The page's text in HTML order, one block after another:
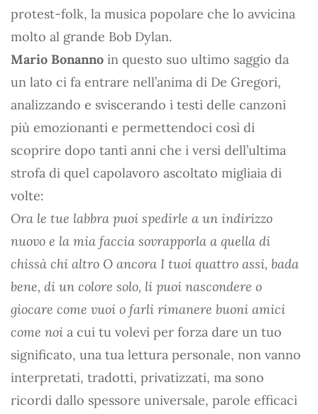
protest-folk, la musica popolare che lo avvicina
molto al grande Bob Dylan.
Mario Bonanno in questo suo ultimo saggio da
un lato ci fa entrare nell’anima di De Gregori,
analizzando e sviscerando i testi delle canzoni
più emozionanti e permettendoci così di
scoprire dopo tanti anni che i versi dell’ultima
strofa di quel capolavoro ascoltato migliaia di
volte:
Ora le tue labbra puoi spedirle a un indirizzo
nuovo e la mia faccia sovrapporla a quella di
chissà chi altro O ancora I tuoi quattro assi, bada
bene, di un colore solo, li puoi nascondere o
giocare come vuoi o farli rimanere buoni amici
come noi a cui tu volevi per forza dare un tuo
significato, una tua lettura personale, non vanno
interpretati, tradotti, privatizzati, ma sono
ricordi dallo spessore universale, parole efficaci